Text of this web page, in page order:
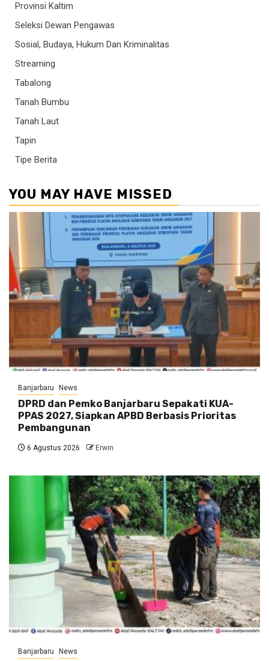
Provinsi Kaltim
Seleksi Dewan Pengawas
Sosial, Budaya, Hukum Dan Kriminalitas
Streaming
Tabalong
Tanah Bumbu
Tanah Laut
Tapin
Tipe Berita
YOU MAY HAVE MISSED
Banjarbaru News
DPRD dan Pemko Banjarbaru Sepakati KUA-
PPAS 2027, Siapkan APBD Berbasis Prioritas
Pembangunan
6 Agustus 2026 Erwin
Banjarbaru News